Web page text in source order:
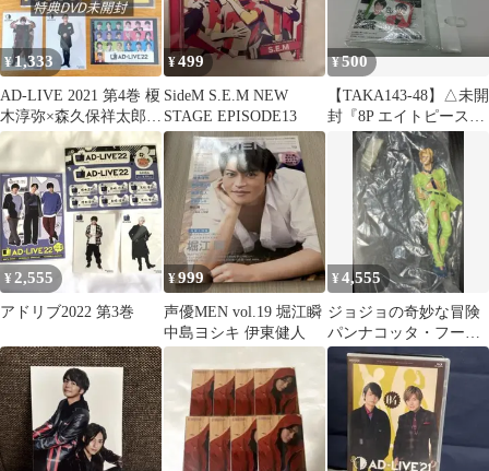
¥1,333
AD-LIVE 2021 第4巻 榎
木淳弥×森久保祥太郎
Blu-ray 特典付
¥499
SideM S.E.M NEW
STAGE EPISODE13
¥500
【TAKA143-48】△未開
封『8P エイトピース』
榎木淳弥・畠中祐 缶バ
ッジ 2個セット
¥2,555
アドリブ2022 第3巻
¥999
声優MEN vol.19 堀江瞬
中島ヨシキ 伊東健人
¥4,555
ジョジョの奇妙な冒険
パンナコッタ・フーゴ
フィギュア mafiarte